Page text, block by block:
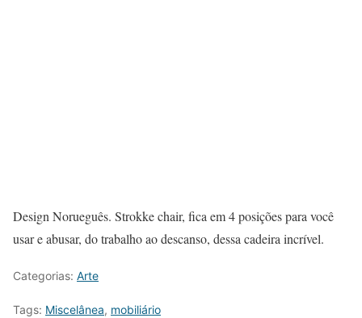
Design Norueguês. Strokke chair, fica em 4 posições para você
usar e abusar, do trabalho ao descanso, dessa cadeira incrível.
Categorias: Arte
Tags: Miscelânea, mobiliário